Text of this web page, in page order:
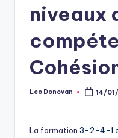
niveaux
Posted
Leo Donovan 14/
La formation 3-2-4-1